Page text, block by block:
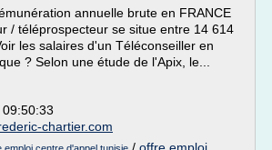
annuelle brute en FRANCE
/ téléprospecteur se situe entre 14 614
les salaires d'un Téléconseiller en
? Selon une étude de l'Apix, le...
chartier.com